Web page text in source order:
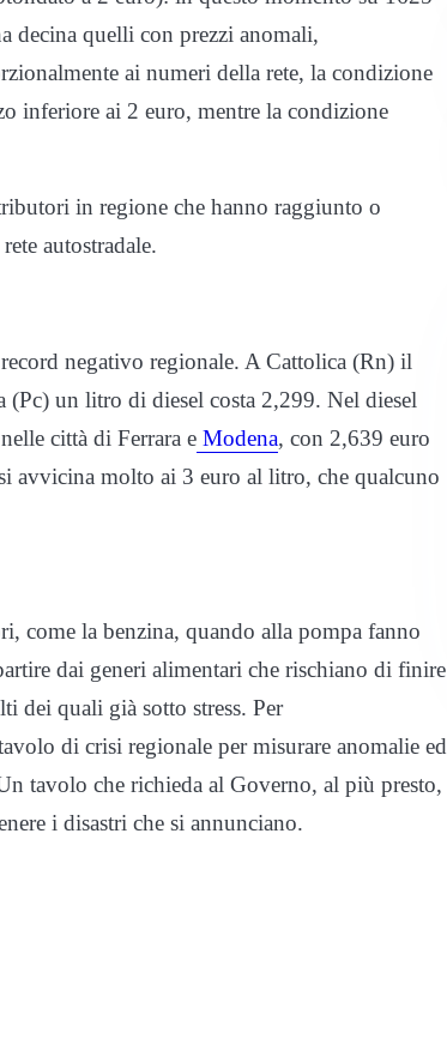
decina quelli con prezzi anomali,
ai numeri della rete, la condizione
inferiore ai 2 euro, mentre la condizione
in regione che hanno raggiunto o
autostradale.
negativo regionale. A Cattolica (Rn) il
(Pc) un litro di diesel costa 2,299. Nel diesel
città di Ferrara e Modena, con 2,639 euro
avvicina molto ai 3 euro al litro, che qualcuno
come la benzina, quando alla pompa fanno
dai generi alimentari che rischiano di finire
dei quali già sotto stress. Per
di crisi regionale per misurare anomalie ed
tavolo che richieda al Governo, al più presto,
i disastri che si annunciano.